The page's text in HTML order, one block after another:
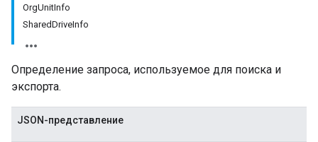
OrgUnitInfo
SharedDriveInfo
Определение запроса, используемое для поиска и
экспорта.
JSON-представление